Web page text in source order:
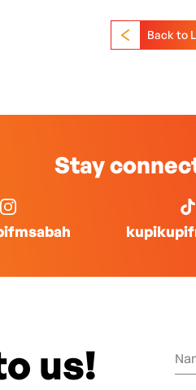
Back to
Stay
us!